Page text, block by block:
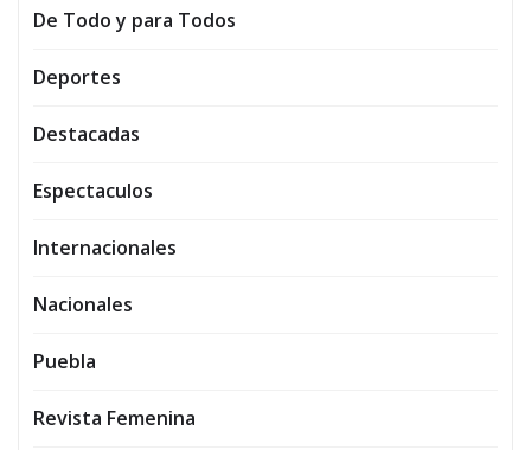
De Todo y para Todos
Deportes
Destacadas
Espectaculos
Internacionales
Nacionales
Puebla
Revista Femenina